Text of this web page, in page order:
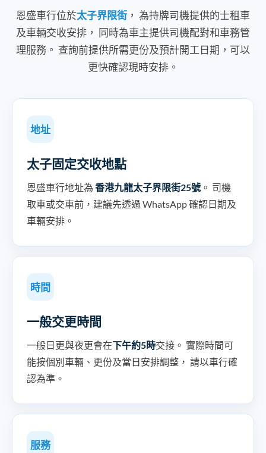
恩盛車行位於太子界限街 ， 為持牌司機提供的士租車
及車輛交收安排， 同時為車主提供司機配對和車務管
理服務。 查詢前提供所需更份及預計開工日期，可以
更快確認現時安排。
地址
太子固定交收地點
恩盛車行地址為 香港九龍太子界限街25號。 司機
取車或交車前，建議先透過 WhatsApp 確認日期及
車輛安排。
時間
一般交更時間
一般日更與夜更會在下午約5時交接。 實際時間可
能按個別車輛、更份及當日安排調整， 請以車行確
認為準。
服務